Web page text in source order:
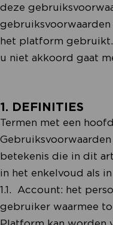
deze
het platform
u niet akkoord gaat
1. DEFINITIES
Termen met een
betekenis die in dit
in het enkelvoud als
1.1. Account: het
gebruiker waarmee